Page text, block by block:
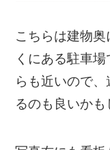
こちらは建物
くにある駐車
らも近いので
るのも良いかも